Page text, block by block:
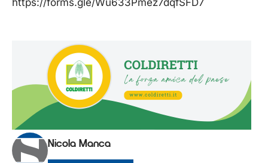
Nicola Manca